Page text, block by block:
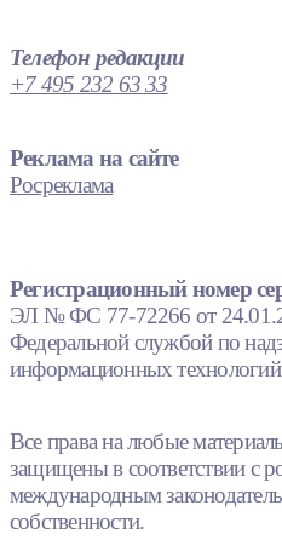
Телефон редакции
+7 495 232 63 33
Реклама на сайте
Росреклама
Регистрационный номер
ЭЛ № ФС 77-72266 от
Федеральной службой по
информационных
Все права на любые
защищены в соответствии с
международным
собственности.